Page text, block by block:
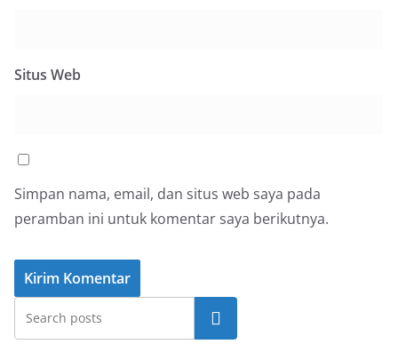
Situs Web
Simpan nama, email, dan situs web saya pada
peramban ini untuk komentar saya berikutnya.
Cari